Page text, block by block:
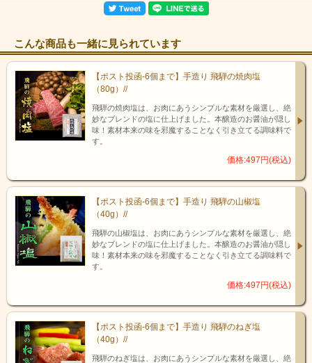
こんな商品も一緒に見られています
【ポスト投函-6個まで】手造り 飛騨の焼肉塩
（80g）//
飛騨の焼肉塩は、お肉にあうシンプルな素材を厳選し、絶
妙なブレンドの塩に仕上げました。本醸造のお醤油が隠し
味！素材本来の味を邪魔することなく引き立てる調味料で
す。
価格:497円(税込)
【ポスト投函-6個まで】手造り 飛騨の山椒塩
（40g）//
飛騨の山椒塩は、お肉にあうシンプルな素材を厳選し、絶
妙なブレンドの塩に仕上げました。本醸造のお醤油が隠し
味！素材本来の味を邪魔することなく引き立てる調味料で
す。
価格:497円(税込)
【ポスト投函-6個まで】手造り 飛騨のねぎ塩
（40g）//
飛騨のねぎ塩は、お肉にあうシンプルな素材を厳選し、絶